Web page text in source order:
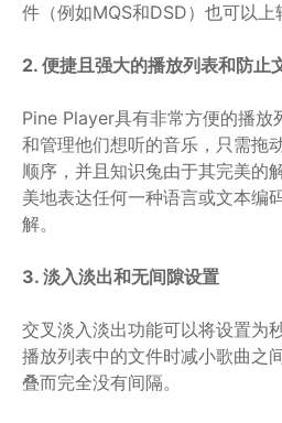
件（例如MQS和DSD）也可以上
2. 便捷且强大的播放列表和防止
Pine Player具有非常方便的播放
和管理他们想听的音乐，只需拖
顺序，并且知识兔由于其完美的
美地表达任何一种语言或文本编
解。
3. 淡入淡出和无间隙设置
交叉淡入淡出功能可以将设置为
播放列表中的文件时减小歌曲之
叠而完全没有间隔。